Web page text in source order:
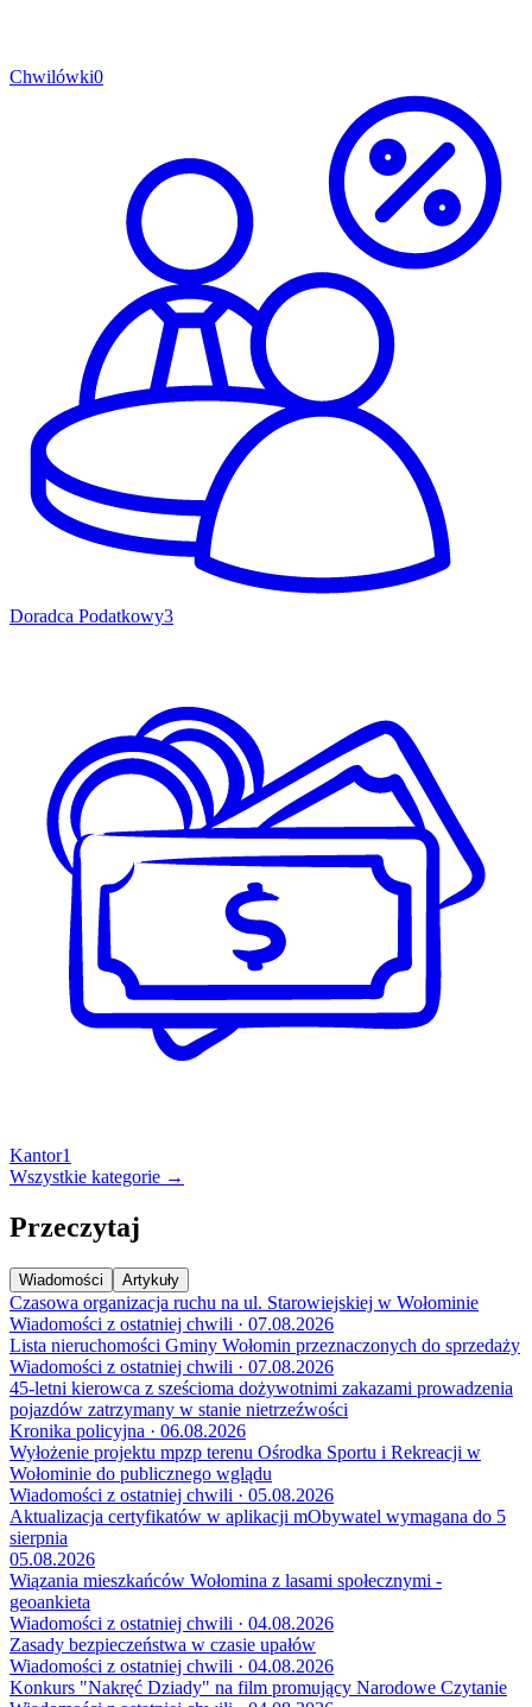
Chwilówki0
Doradca Podatkowy3
Kantor1
Wszystkie kategorie →
Przeczytaj
Wiadomości Artykuły
Czasowa organizacja ruchu na ul. Starowiejskiej w Wołominie
Wiadomości z ostatniej chwili · 07.08.2026
Lista nieruchomości Gminy Wołomin przeznaczonych do sprzedaży
Wiadomości z ostatniej chwili · 07.08.2026
45-letni kierowca z sześcioma dożywotnimi zakazami prowadzenia
pojazdów zatrzymany w stanie nietrzeźwości
Kronika policyjna · 06.08.2026
Wyłożenie projektu mpzp terenu Ośrodka Sportu i Rekreacji w
Wołominie do publicznego wglądu
Wiadomości z ostatniej chwili · 05.08.2026
Aktualizacja certyfikatów w aplikacji mObywatel wymagana do 5
sierpnia
05.08.2026
Wiązania mieszkańców Wołomina z lasami społecznymi -
geoankieta
Wiadomości z ostatniej chwili · 04.08.2026
Zasady bezpieczeństwa w czasie upałów
Wiadomości z ostatniej chwili · 04.08.2026
Konkurs "Nakręć Dziady" na film promujący Narodowe Czytanie